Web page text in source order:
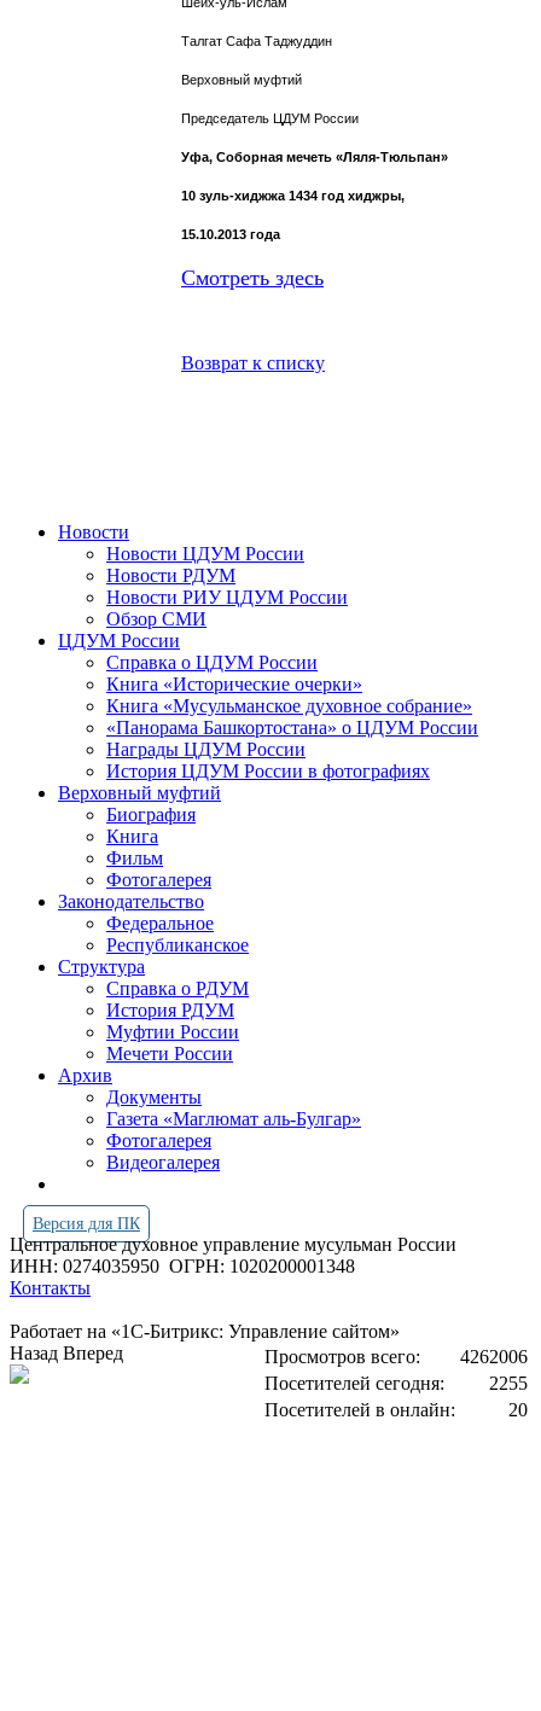
Талгат Сафа Таджуддин
Верховный муфтий
Председатель ЦДУМ России
Уфа, Соборная мечеть «Ляля-Тюльпан»
10 зуль-хиджжа 1434 год хиджры,
15.10.2013 года
Смотреть здесь
Возврат к списку
Новости
Новости ЦДУМ России
Новости РДУМ
Новости РИУ ЦДУМ России
Обзор СМИ
ЦДУМ России
Справка о ЦДУМ России
Книга «Исторические очерки»
Книга «Мусульманское духовное собрание»
«Панорама Башкортостана» о ЦДУМ России
Награды ЦДУМ России
История ЦДУМ России в фотографиях
Верховный муфтий
Биография
Книга
Фильм
Фотогалерея
Законодательство
Федеральное
Республиканское
Структура
Справка о РДУМ
История РДУМ
Муфтии России
Мечети России
Архив
Документы
Газета «Маглюмат аль-Булгар»
Фотогалерея
Видеогалерея
Версия для ПК
Центральное духовное управление мусульман России
ИНН: 0274035950 ОГРН: 1020200001348
Контакты
Работает на «1С-Битрикс: Управление сайтом»
Просмотров всего:
4262006
Посетителей сегодня:
2255
Посетителей в онлайн:
20
Назад Вперед